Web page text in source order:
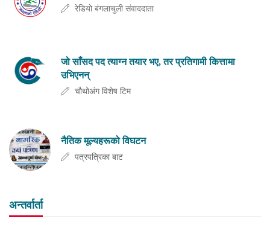
रेडियो बंगलाचुली संवाददाता
जो साँसद पद त्याग्न तयार भए, तर प्रतिगामी कित्तामा
उभिएनन्
चौथोअंग विशेष टिम
नैतिक मूल्यहरूको विघटन
पत्रपत्रिका बाट
अन्तर्वार्ता